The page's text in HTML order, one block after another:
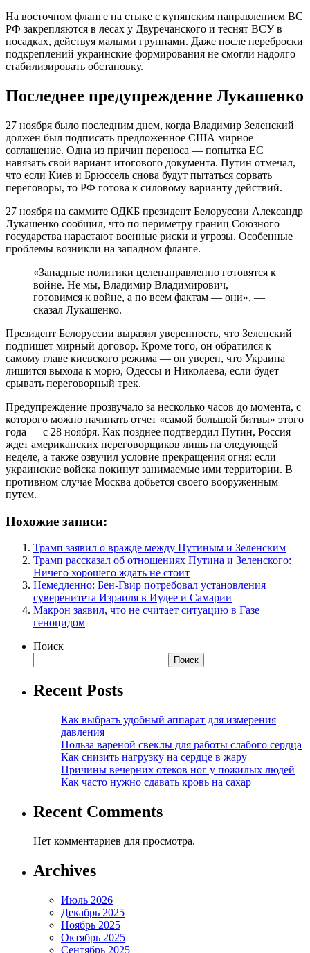
На восточном фланге на стыке с купянским направлением ВС
РФ закрепляются в лесах у Двуречанского и теснят ВСУ в
посадках, действуя малыми группами. Даже после переброски
подкреплений украинские формирования не смогли надолго
стабилизировать обстановку.
Последнее предупреждение Лукашенко
27 ноября было последним днем, когда Владимир Зеленский
должен был подписать предложенное США мирное
соглашение. Одна из причин переноса — попытка ЕС
навязать свой вариант итогового документа. Путин отмечал,
что если Киев и Брюссель снова будут пытаться сорвать
переговоры, то РФ готова к силовому варианту действий.
27 ноября на саммите ОДКБ президент Белоруссии Александр
Лукашенко сообщил, что по периметру границ Союзного
государства нарастают военные риски и угрозы. Особенные
проблемы возникли на западном фланге.
«Западные политики целенаправленно готовятся к
войне. Не мы, Владимир Владимирович,
готовимся к войне, а по всем фактам — они», —
сказал Лукашенко.
Президент Белоруссии выразил уверенность, что Зеленский
подпишет мирный договор. Кроме того, он обратился к
самому главе киевского режима — он уверен, что Украина
лишится выхода к морю, Одессы и Николаева, если будет
срывать переговорный трек.
Предупреждение прозвучало за несколько часов до момента, с
которого можно начинать отчет «самой большой битвы» этого
года — с 28 ноября. Как позднее подтвердил Путин, Россия
ждет американских переговорщиков лишь на следующей
неделе, а также озвучил условие прекращения огня: если
украинские войска покинут занимаемые ими территории. В
противном случае Москва добьется своего вооруженным
путем.
Похожие записи:
Трамп заявил о вражде между Путиным и Зеленским
Трамп рассказал об отношениях Путина и Зеленского:
Ничего хорошего ждать не стоит
Немедленно: Бен-Гвир потребовал установления
суверенитета Израиля в Иудее и Самарии
Макрон заявил, что не считает ситуацию в Газе
геноцидом
Поиск
Поиск
Recent Posts
Как выбрать удобный аппарат для измерения
давления
Польза вареной свеклы для работы слабого сердца
Как снизить нагрузку на сердце в жару
Причины вечерних отеков ног у пожилых людей
Как часто нужно сдавать кровь на сахар
Recent Comments
Нет комментариев для просмотра.
Archives
Июль 2026
Декабрь 2025
Ноябрь 2025
Октябрь 2025
Сентябрь 2025